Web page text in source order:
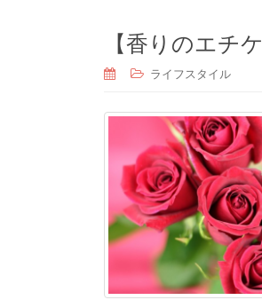
【香りのエチ
ライフスタイル